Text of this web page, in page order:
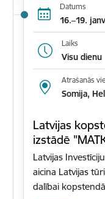
Datums
16.–19.
Laiks
Visu dienu
Atrašanās
Somija,
Latvijas
izstādē
Latvijas
aicina Latvijas
dalībai